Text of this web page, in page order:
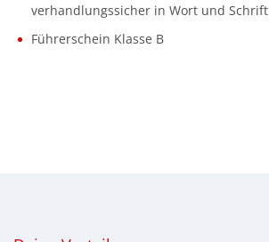
verhandlungssicher in Wort und Schrift
Führerschein Klasse B